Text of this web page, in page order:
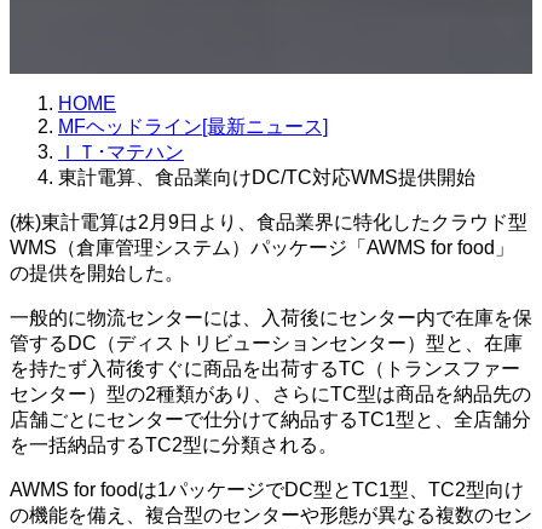
HOME
MFヘッドライン[最新ニュース]
ＩＴ･マテハン
東計電算、食品業向けDC/TC対応WMS提供開始
(株)東計電算は2月9日より、食品業界に特化したクラウド型
WMS（倉庫管理システム）パッケージ「AWMS for food」
の提供を開始した。
一般的に物流センターには、入荷後にセンター内で在庫を保
管するDC（ディストリビューションセンター）型と、在庫
を持たず入荷後すぐに商品を出荷するTC（トランスファー
センター）型の2種類があり、さらにTC型は商品を納品先の
店舗ごとにセンターで仕分けて納品するTC1型と、全店舗分
を一括納品するTC2型に分類される。
AWMS for foodは1パッケージでDC型とTC1型、TC2型向け
の機能を備え、複合型のセンターや形態が異なる複数のセン